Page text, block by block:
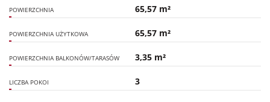
POWIERZCHNIA 65,57 m²
POWIERZCHNIA UŻYTKOWA 65,57 m²
POWIERZCHNIA BALKONÓW/TARASÓW 3,35 m²
LICZBA POKOI 3